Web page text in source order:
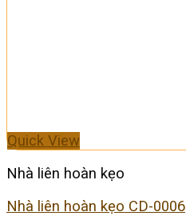
Quick View
Nhà liên hoàn kẹo
Nhà liên hoàn kẹo CD-0006